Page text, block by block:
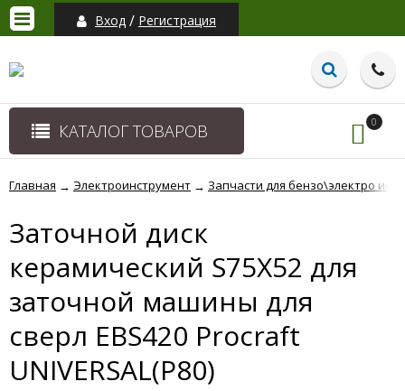
Вход / Регистрация
КАТАЛОГ ТОВАРОВ 0
Главная → Электроинструмент → Запчасти для бензо\электро
Заточной диск
керамический S75X52 для
заточной машины для
сверл EBS420 Procraft
UNIVERSAL(Р80)